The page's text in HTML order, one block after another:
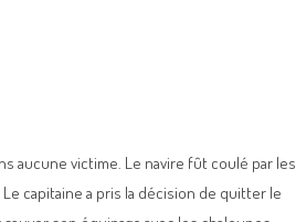
aucune victime. Le navire fût coulé par les
capitaine a pris la décision de quitter le